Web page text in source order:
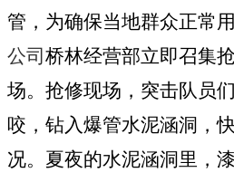
管，为确保当地群众正常用
公司 桥林经营部立即召集
场。抢修现场，突击队员
咬，钻入爆管水泥涵洞，
况。夏夜的水泥涵洞里，